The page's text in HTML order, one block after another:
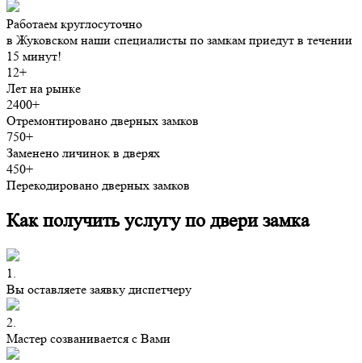
Работаем круглосуточно
в Жуковском наши специалисты по замкам приедут в течении
15 минут!
12+
Лет на рынке
2400+
Отремонтировано дверных замков
750+
Заменено личинок в дверях
450+
Перекодировано дверных замков
Как получить услугу по двери замка
1.
Вы оставляете заявку диспетчеру
2.
Мастер созванивается с Вами